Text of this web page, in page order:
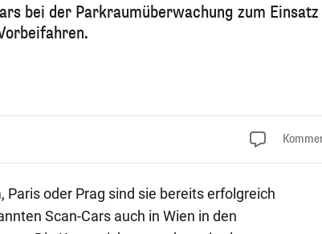
bei der Parkraumüberwachung zum Einsatz
oder Prag sind sie bereits erfolgreich
Scan-Cars auch in Wien in den